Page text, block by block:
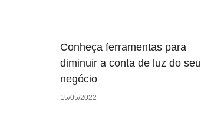
Conheça ferramentas para
diminuir a conta de luz do seu
negócio
15/05/2022